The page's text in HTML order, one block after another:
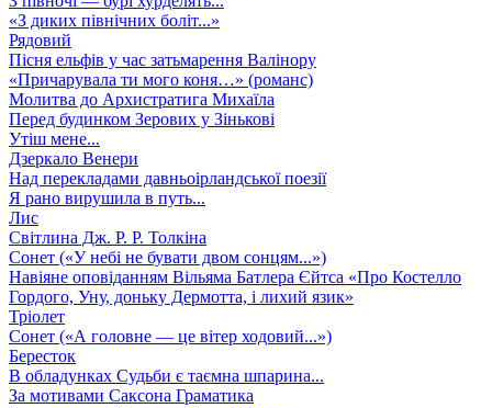
«З диких північних боліт...»
Рядовий
Пісня ельфів у час затьмарення Валінору
«Причарувала ти мого коня…» (романс)
Молитва до Архистратига Михаїла
Перед будинком Зерових у Зінькові
Утіш мене...
Дзеркало Венери
Над перекладами давньоірландської поезії
Я рано вирушила в путь...
Лис
Світлина Дж. Р. Р. Толкіна
Сонет («У небі не бувати двом сонцям...»)
Навіяне оповіданням Вільяма Батлера Єйтса «Про Костелло
Гордого, Уну, доньку Дермотта, і лихий язик»
Тріолет
Сонет («А головне — це вітер ходовий...»)
Бересток
В обладунках Судьби є таємна шпарина...
За мотивами Саксона Граматика